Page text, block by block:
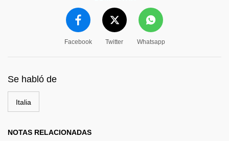
Facebook Twitter Whatsapp
Se habló de
Italia
NOTAS RELACIONADAS